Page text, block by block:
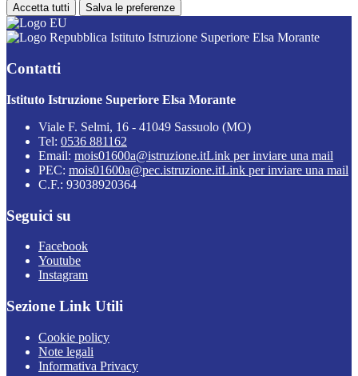
Accetta tutti Salva le preferenze
Istituto Istruzione Superiore Elsa Morante
Contatti
Istituto Istruzione Superiore Elsa Morante
Viale F. Selmi, 16 - 41049 Sassuolo (MO)
Tel: 0536 881162
Email: mois01600a@istruzione.itLink per inviare una mail
PEC: mois01600a@pec.istruzione.itLink per inviare una mail
C.F.: 93038920364
Seguici su
Facebook
Youtube
Instagram
Sezione Link Utili
Cookie policy
Note legali
Informativa Privacy